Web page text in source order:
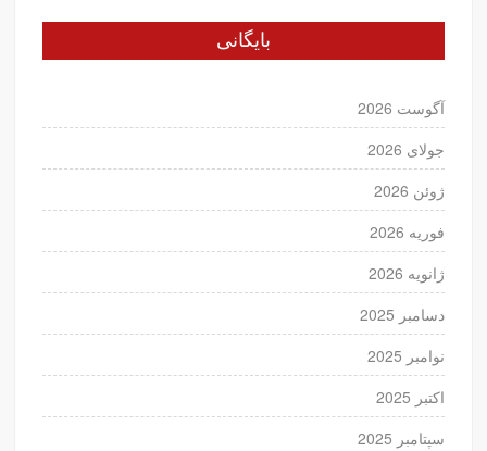
بایگانی
آگوست 2026
جولای 2026
ژوئن 2026
فوریه 2026
ژانویه 2026
دسامبر 2025
نوامبر 2025
اکتبر 2025
سپتامبر 2025